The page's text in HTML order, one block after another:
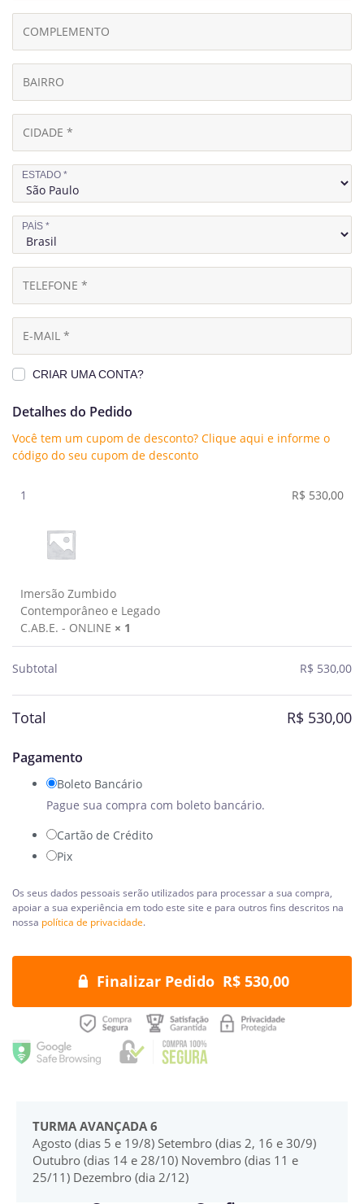
ESTADO *
PAÍS *
CRIAR UMA CONTA?
Detalhes do Pedido
Você tem um cupom de desconto? Clique aqui e informe o
código do seu cupom de desconto
1
Imersão Zumbido
Contemporâneo e Legado
C.AB.E. - ONLINE × 1
R$ 530,00
Subtotal R$ 530,00
Total R$ 530,00
Pagamento
Boleto Bancário
Pague sua compra com boleto bancário.
Cartão de Crédito
Pix
Os seus dados pessoais serão utilizados para processar a sua compra,
apoiar a sua experiência em todo este site e para outros fins descritos na
nossa política de privacidade.
Finalizar Pedido R$ 530,00
TURMA AVANÇADA 6
Agosto (dias 5 e 19/8) Setembro (dias 2, 16 e 30/9)
Outubro (dias 14 e 28/10) Novembro (dias 11 e
25/11) Dezembro (dia 2/12)